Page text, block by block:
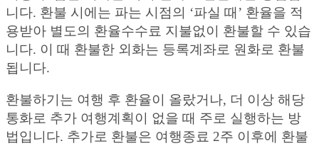
니다. 환불 시에는 파는 시점의 ‘파실 때’ 환율을 적
용받아 별도의 환율수수료 지불없이 환불할 수 있습
니다. 이 때 환불한 외화는 등록계좌로 원화로 환불
됩니다.
환불하기는 여행 후 환율이 올랐거나, 더 이상 해당
통화로 추가 여행계획이 없을 때 주로 실행하는 방
법입니다. 추가로 환불은 여행종료 2주 이후에 환불